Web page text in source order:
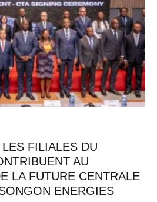
FILIALES DU
AU
LA FUTURE CENTRALE
ENERGIES